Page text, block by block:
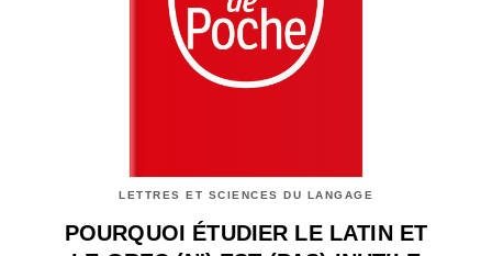
LETTRES ET SCIENCES DU LANGAGE
POURQUOI ÉTUDIER LE LATIN ET